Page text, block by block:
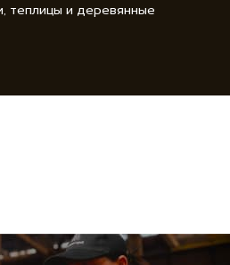
теплицы и деревянные
фиксации и закрепления
включая буровые установки,